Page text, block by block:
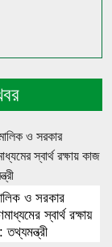
ও সরকার
স্বার্থ রক্ষায়